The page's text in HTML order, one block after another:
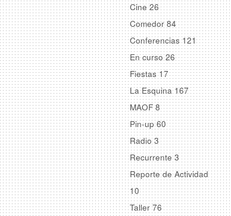
Cine26
Comedor 84
Conferencias121
En curso26
Fiestas17
La Esquina167
MAOF8
Pin-up60
Radio3
Recurrente3
Reporte de Actividad
10
Taller76